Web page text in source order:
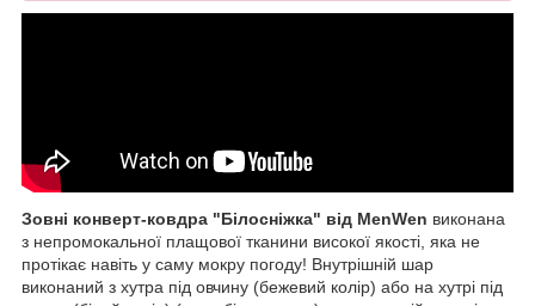
Зовні конверт-ковдра "Білосніжка" від MenWen виконана
з непромокальної плащової тканини високої якості, яка не
протікає навіть у саму мокру погоду! Внутрішній шар
виконаний з хутра під овчину (бежевий колір) або на хутрі під